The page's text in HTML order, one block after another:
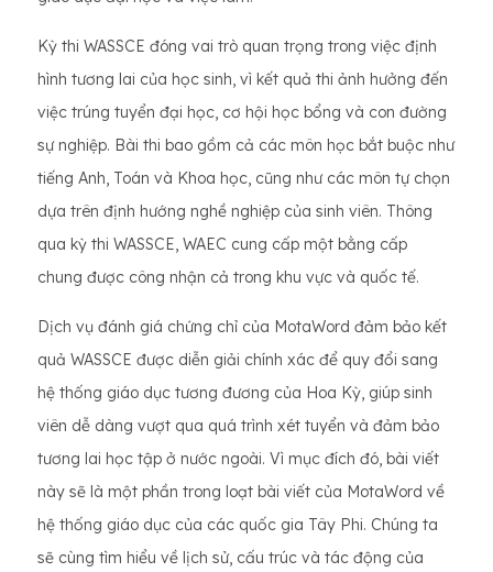
Kỳ thi WASSCE đóng vai trò quan trọng trong việc định
hình tương lai của học sinh, vì kết quả thi ảnh hưởng đến
việc trúng tuyển đại học, cơ hội học bổng và con đường
sự nghiệp. Bài thi bao gồm cả các môn học bắt buộc như
tiếng Anh, Toán và Khoa học, cũng như các môn tự chọn
dựa trên định hướng nghề nghiệp của sinh viên. Thông
qua kỳ thi WASSCE, WAEC cung cấp một bằng cấp
chung được công nhận cả trong khu vực và quốc tế.
Dịch vụ đánh giá chứng chỉ của MotaWord đảm bảo kết
quả WASSCE được diễn giải chính xác để quy đổi sang
hệ thống giáo dục tương đương của Hoa Kỳ, giúp sinh
viên dễ dàng vượt qua quá trình xét tuyển và đảm bảo
tương lai học tập ở nước ngoài. Vì mục đích đó, bài viết
này sẽ là một phần trong loạt bài viết của MotaWord về
hệ thống giáo dục của các quốc gia Tây Phi. Chúng ta
sẽ cùng tìm hiểu về lịch sử, cấu trúc và tác động của